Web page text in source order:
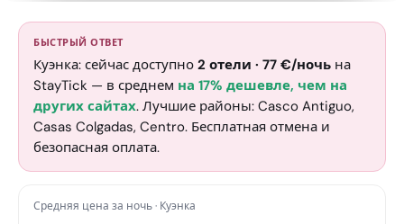
БЫСТРЫЙ ОТВЕТ
Куэнка: сейчас доступно 2 отели · 77 €/ночь на
StayTick — в среднем на 17% дешевле, чем на
других сайтах. Лучшие районы: Casco Antiguo,
Casas Colgadas, Centro. Бесплатная отмена и
безопасная оплата.
Средняя цена за ночь· Куэнка